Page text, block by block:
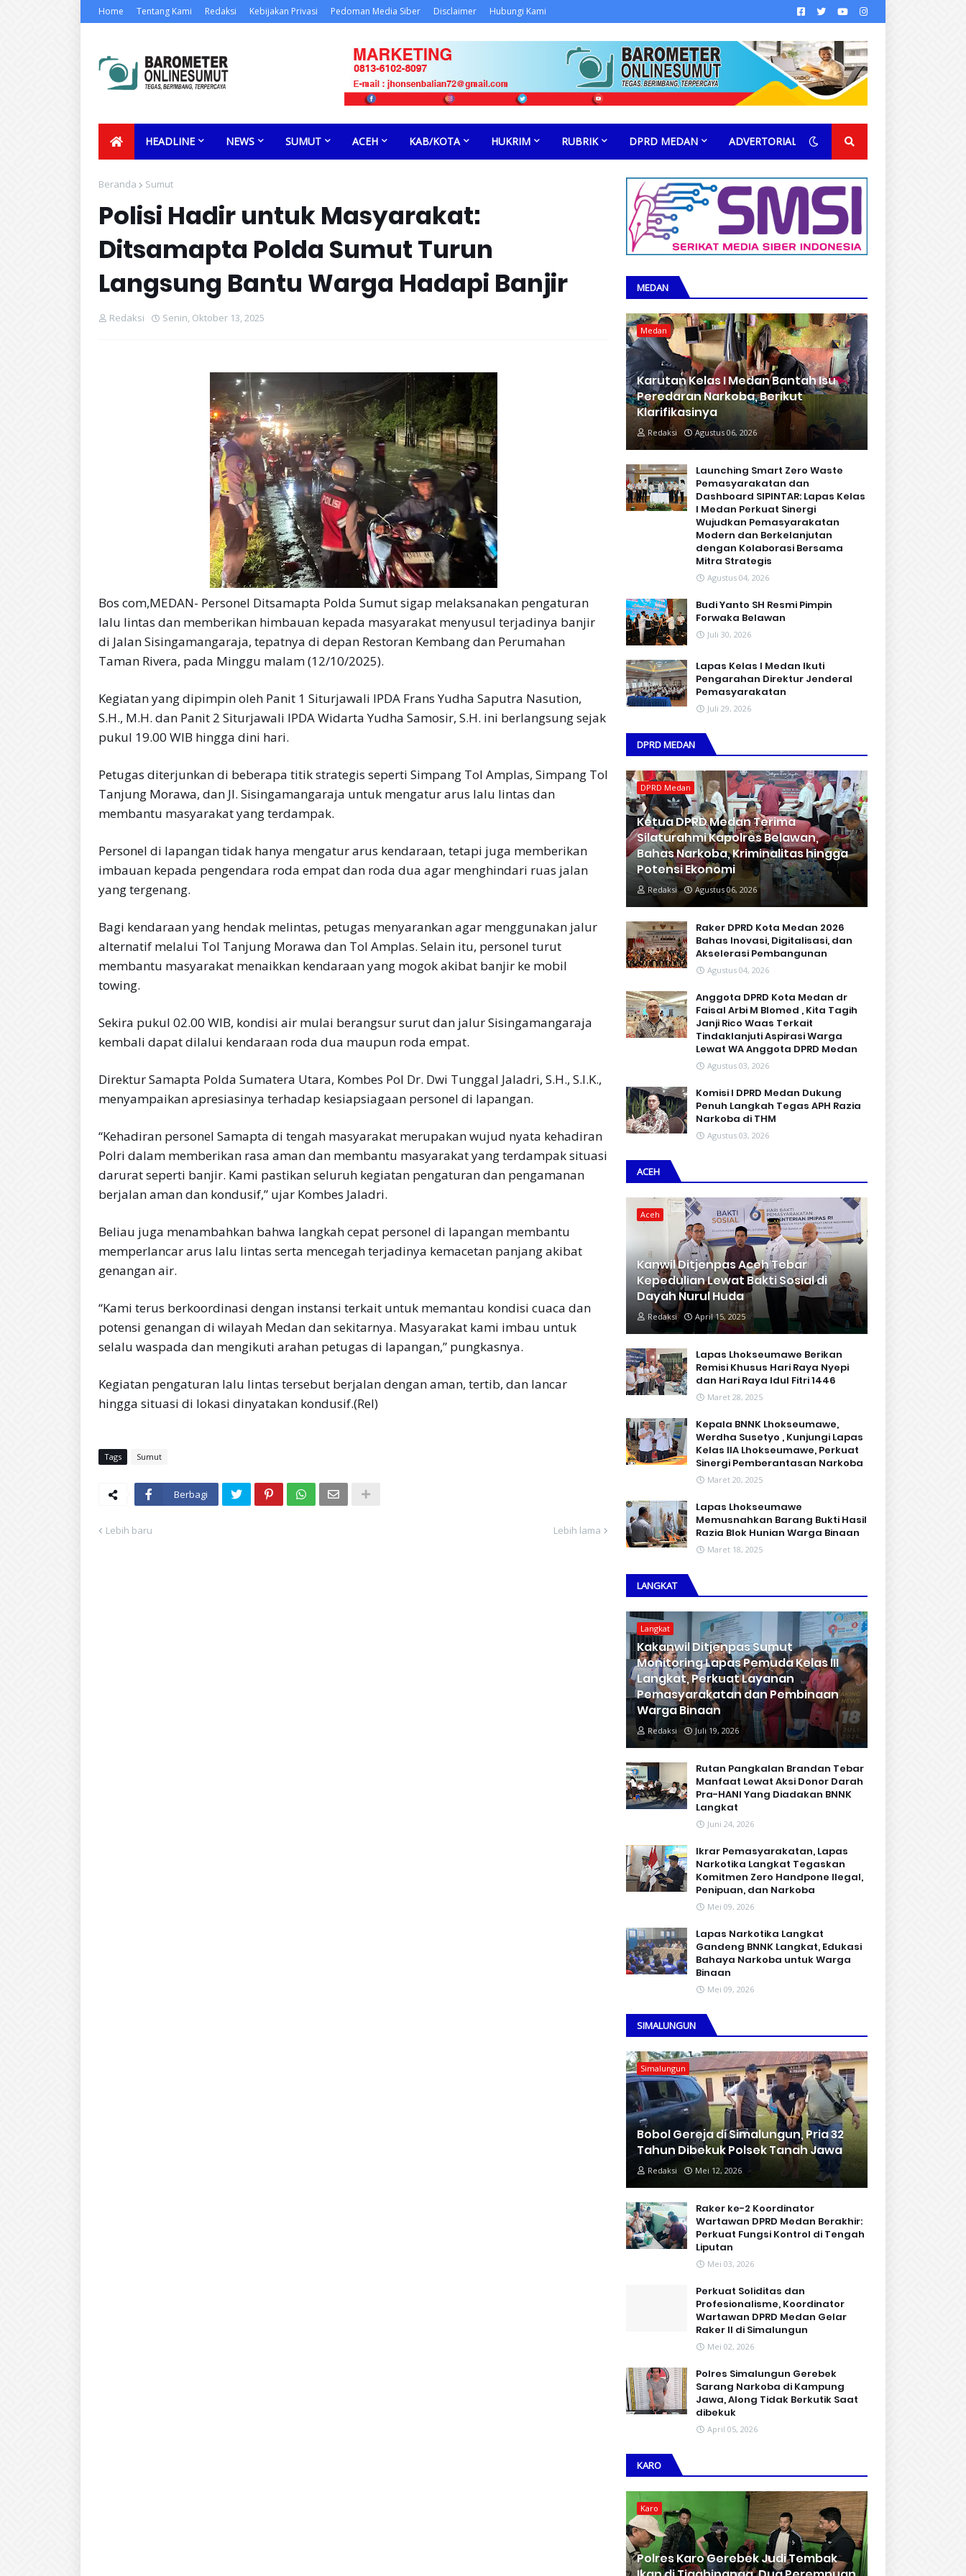
Home Tentang Kami Redaksi Kebijakan Privasi Pedoman Media Siber Disclaimer Hubungi Kami
HEADLINE NEWS SUMUT ACEH KAB/KOTA HUKRIM RUBRIK DPRD MEDAN ADVERTORIAL
Beranda Sumut
Polisi Hadir untuk Masyarakat:
Ditsamapta Polda Sumut Turun
Langsung Bantu Warga Hadapi Banjir
Redaksi Senin, Oktober 13, 2025
Bos com,MEDAN- Personel Ditsamapta Polda Sumut sigap melaksanakan pengaturan
lalu lintas dan memberikan himbauan kepada masyarakat menyusul terjadinya banjir
di Jalan Sisingamangaraja, tepatnya di depan Restoran Kembang dan Perumahan
Taman Rivera, pada Minggu malam (12/10/2025).
Kegiatan yang dipimpin oleh Panit 1 Siturjawali IPDA Frans Yudha Saputra Nasution,
S.H., M.H. dan Panit 2 Siturjawali IPDA Widarta Yudha Samosir, S.H. ini berlangsung sejak
pukul 19.00 WIB hingga dini hari.
Petugas diterjunkan di beberapa titik strategis seperti Simpang Tol Amplas, Simpang Tol
Tanjung Morawa, dan Jl. Sisingamangaraja untuk mengatur arus lalu lintas dan
membantu masyarakat yang terdampak.
Personel di lapangan tidak hanya mengatur arus kendaraan, tetapi juga memberikan
imbauan kepada pengendara roda empat dan roda dua agar menghindari ruas jalan
yang tergenang.
Bagi kendaraan yang hendak melintas, petugas menyarankan agar menggunakan jalur
alternatif melalui Tol Tanjung Morawa dan Tol Amplas. Selain itu, personel turut
membantu masyarakat menaikkan kendaraan yang mogok akibat banjir ke mobil
towing.
Sekira pukul 02.00 WIB, kondisi air mulai berangsur surut dan jalur Sisingamangaraja
kembali dapat dilalui kendaraan roda dua maupun roda empat.
Direktur Samapta Polda Sumatera Utara, Kombes Pol Dr. Dwi Tunggal Jaladri, S.H., S.I.K.,
menyampaikan apresiasinya terhadap kesiapsiagaan personel di lapangan.
“Kehadiran personel Samapta di tengah masyarakat merupakan wujud nyata kehadiran
Polri dalam memberikan rasa aman dan membantu masyarakat yang terdampak situasi
darurat seperti banjir. Kami pastikan seluruh kegiatan pengaturan dan pengamanan
berjalan aman dan kondusif,” ujar Kombes Jaladri.
Beliau juga menambahkan bahwa langkah cepat personel di lapangan membantu
memperlancar arus lalu lintas serta mencegah terjadinya kemacetan panjang akibat
genangan air.
“Kami terus berkoordinasi dengan instansi terkait untuk memantau kondisi cuaca dan
potensi genangan di wilayah Medan dan sekitarnya. Masyarakat kami imbau untuk
selalu waspada dan mengikuti arahan petugas di lapangan,” pungkasnya.
Kegiatan pengaturan lalu lintas tersebut berjalan dengan aman, tertib, dan lancar
hingga situasi di lokasi dinyatakan kondusif.(Rel)
Tags Sumut
Berbagi
Lebih baru Lebih lama
MEDAN
Medan
Karutan Kelas I Medan Bantah Isu
Peredaran Narkoba, Berikut
Klarifikasinya
Redaksi Agustus 06, 2026
Launching Smart Zero Waste
Pemasyarakatan dan
Dashboard SIPINTAR: Lapas Kelas
I Medan Perkuat Sinergi
Wujudkan Pemasyarakatan
Modern dan Berkelanjutan
dengan Kolaborasi Bersama
Mitra Strategis
Agustus 04, 2026
Budi Yanto SH Resmi Pimpin
Forwaka Belawan
Juli 30, 2026
Lapas Kelas I Medan Ikuti
Pengarahan Direktur Jenderal
Pemasyarakatan
Juli 29, 2026
DPRD MEDAN
DPRD Medan
Ketua DPRD Medan Terima
Silaturahmi Kapolres Belawan,
Bahas Narkoba, Kriminalitas hingga
Potensi Ekonomi
Redaksi Agustus 06, 2026
Raker DPRD Kota Medan 2026
Bahas Inovasi, Digitalisasi, dan
Akselerasi Pembangunan
Agustus 04, 2026
Anggota DPRD Kota Medan dr
Faisal Arbi M Blomed , Kita Tagih
Janji Rico Waas Terkait
Tindaklanjuti Aspirasi Warga
Lewat WA Anggota DPRD Medan
Agustus 03, 2026
Komisi I DPRD Medan Dukung
Penuh Langkah Tegas APH Razia
Narkoba di THM
Agustus 03, 2026
ACEH
Aceh
Kanwil Ditjenpas Aceh Tebar
Kepedulian Lewat Bakti Sosial di
Dayah Nurul Huda
Redaksi April 15, 2025
Lapas Lhokseumawe Berikan
Remisi Khusus Hari Raya Nyepi
dan Hari Raya Idul Fitri 1446
Maret 28, 2025
Kepala BNNK Lhokseumawe,
Werdha Susetyo , Kunjungi Lapas
Kelas IIA Lhokseumawe, Perkuat
Sinergi Pemberantasan Narkoba
Maret 20, 2025
Lapas Lhokseumawe
Memusnahkan Barang Bukti Hasil
Razia Blok Hunian Warga Binaan
Maret 18, 2025
LANGKAT
Langkat
Kakanwil Ditjenpas Sumut
Monitoring Lapas Pemuda Kelas III
Langkat, Perkuat Layanan
Pemasyarakatan dan Pembinaan
Warga Binaan
Redaksi Juli 19, 2026
Rutan Pangkalan Brandan Tebar
Manfaat Lewat Aksi Donor Darah
Pra-HANI Yang Diadakan BNNK
Langkat
Juni 24, 2026
Ikrar Pemasyarakatan, Lapas
Narkotika Langkat Tegaskan
Komitmen Zero Handpone llegal,
Penipuan, dan Narkoba
Mei 09, 2026
Lapas Narkotika Langkat
Gandeng BNNK Langkat, Edukasi
Bahaya Narkoba untuk Warga
Binaan
Mei 09, 2026
SIMALUNGUN
Simalungun
Bobol Gereja di Simalungun, Pria 32
Tahun Dibekuk Polsek Tanah Jawa
Redaksi Mei 12, 2026
Raker ke-2 Koordinator
Wartawan DPRD Medan Berakhir:
Perkuat Fungsi Kontrol di Tengah
Liputan
Mei 03, 2026
Perkuat Soliditas dan
Profesionalisme, Koordinator
Wartawan DPRD Medan Gelar
Raker II di Simalungun
Mei 02, 2026
Polres Simalungun Gerebek
Sarang Narkoba di Kampung
Jawa, Along Tidak Berkutik Saat
dibekuk
April 05, 2026
KARO
Karo
Polres Karo Gerebek Judi Tembak